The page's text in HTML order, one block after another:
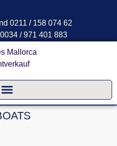
0211 / 158 074 62
/ 971 401 883